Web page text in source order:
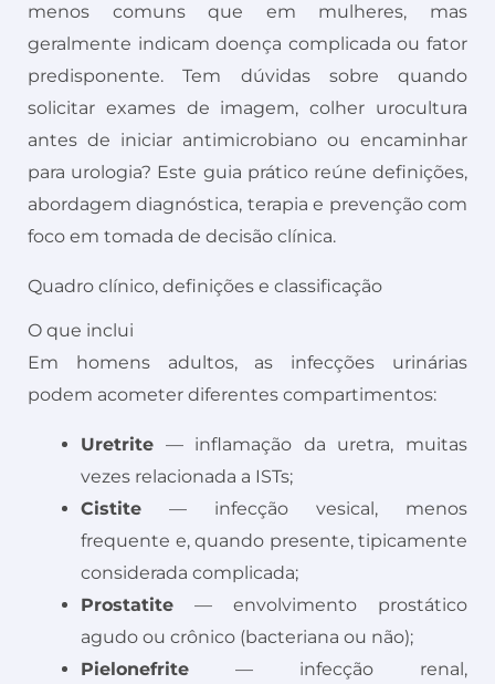
menos comuns que em mulheres, mas
geralmente indicam doença complicada ou fator
predisponente. Tem dúvidas sobre quando
solicitar exames de imagem, colher urocultura
antes de iniciar antimicrobiano ou encaminhar
para urologia? Este guia prático reúne definições,
abordagem diagnóstica, terapia e prevenção com
foco em tomada de decisão clínica.
Quadro clínico, definições e classificação
O que inclui
Em homens adultos, as infecções urinárias
podem acometer diferentes compartimentos:
Uretrite — inflamação da uretra, muitas
vezes relacionada a ISTs;
Cistite — infecção vesical, menos
frequente e, quando presente, tipicamente
considerada complicada;
Prostatite — envolvimento prostático
agudo ou crônico (bacteriana ou não);
Pielonefrite — infecção renal,